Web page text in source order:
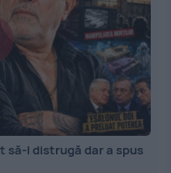
să-l distrugă dar a spus